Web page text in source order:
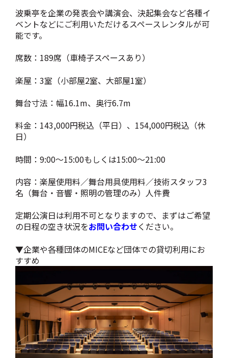
波乗亭を企業の発表会や講演会、決起集会など各種イ
ベントなどにご利用いただけるスペースレンタルが可
能です。
席数：189席（車椅子スペースあり）
楽屋：3室（小部屋2室、大部屋1室）
舞台寸法：幅16.1m、奥行6.7m
料金：143,000円税込（平日）、154,000円税込（休
日）
時間：9:00～15:00もしくは15:00～21:00
内容：楽屋使用料／舞台用具使用料／技術スタッフ3
名（舞台・音響・照明の管理のみ）人件費
定期公演日は利用不可となりますので、まずはご希望
の日程の空き状況をお問い合わせください。
▼企業や各種団体のMICEなど団体での貸切利用にお
すすめ